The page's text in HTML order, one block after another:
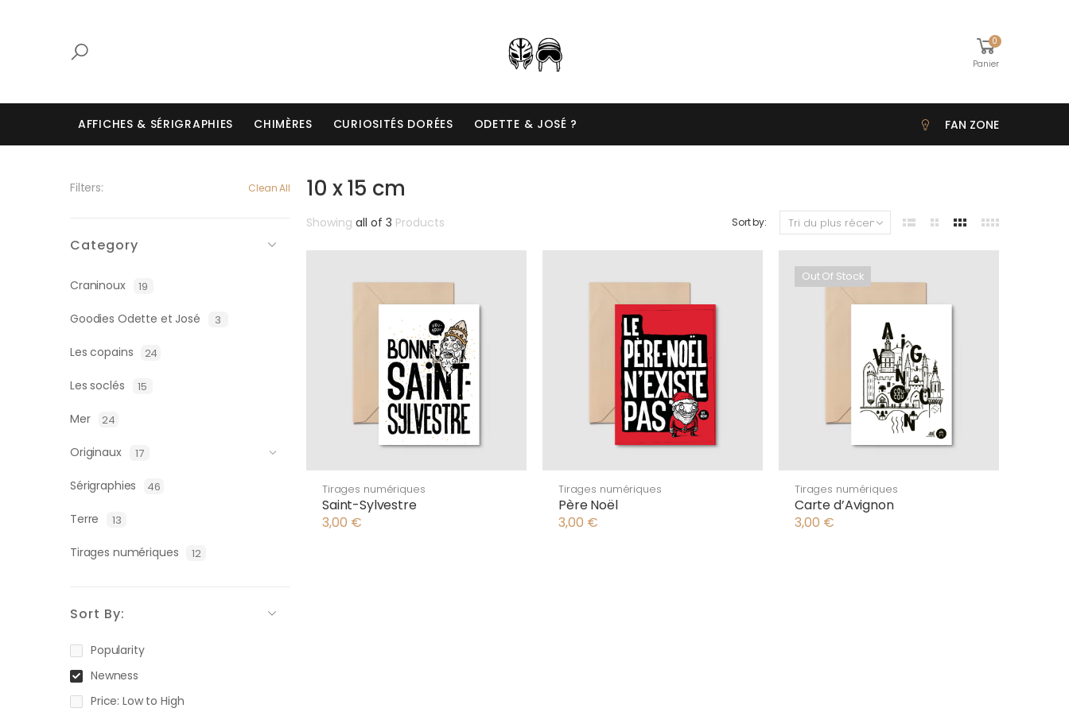
0
Panier
AFFICHES & SÉRIGRAPHIES CHIMÈRES CURIOSITÉS DORÉES ODETTE & JOSÉ ? FAN ZONE
Filters: Clean All
Category
Craninoux 19
Goodies Odette et José 3
Les copains 24
Les soclés 15
Mer 24
Originaux 17
Sérigraphies 46
Terre 13
Tirages numériques 12
Sort By:
Popularity
Newness
Price: Low to High
10 x 15 cm
Showing all of 3 Products
récent
au
plus
ancien
Sort by:
Tirages numériques
Saint-Sylvestre
3,00 €
Tirages numériques
Père Noël
3,00 €
Out Of Stock
Tirages numériques
Carte d’Avignon
3,00 €